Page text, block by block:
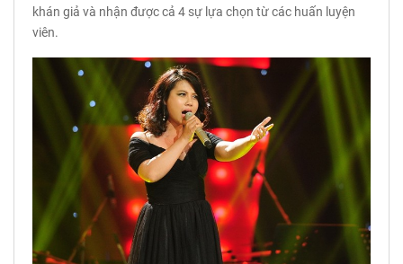
khán giả và nhận được cả 4 sự lựa chọn từ các huấn luyện
viên.